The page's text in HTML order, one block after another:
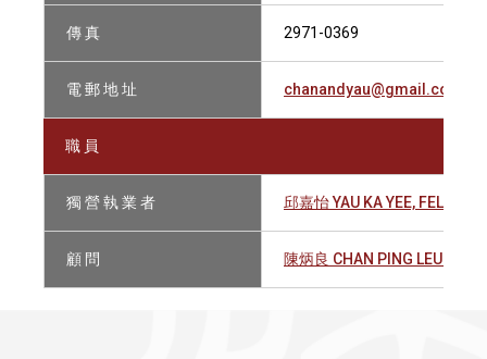
傳 真 2971-0369
電 郵 地 址 chanandyau@gmail.com
職 員
獨 營 執 業 者 邱嘉怡 YAU KA YEE, FELIX
顧 問 陳炳良 CHAN PING LEUNG,